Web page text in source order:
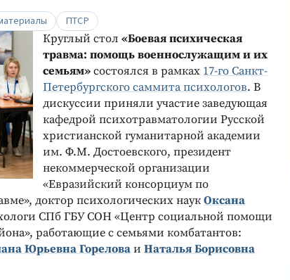
ПТСР
Круглый стол «Боевая психическая
травма: помощь военнослужащим и их
семьям»состоялся в рамках 17-го Санкт-
Петербургского саммита психологов. В
дискуссии приняли участие заведующая
кафедрой психотравматологии Русской
христианской гуманитарной академии
им. Ф.М. Достоевского, президент
некоммерческой организации
«Евразийский консорциум по
доктор психологических наукОксана
СПб ГБУ СОН «Центр социальной помощи
работающие с семьями комбатантов:
Юрьевна Гореловаи Наталья Борисовна